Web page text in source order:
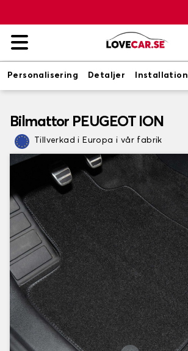
Personalisering Detaljer Installation
Bilmattor PEUGEOT ION
Tillverkad i Europa i vår fabrik